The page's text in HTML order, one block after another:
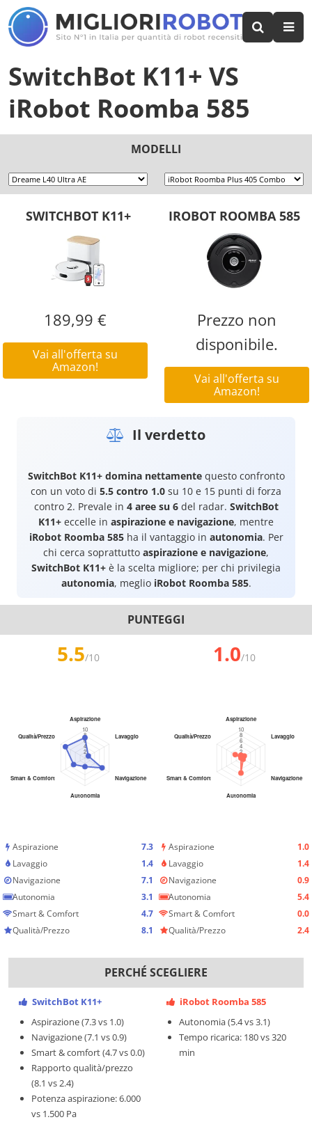
SwitchBot K11+ VS
iRobot Roomba 585
MODELLI
SWITCHBOT K11+ IROBOT ROOMBA 585
189,99 €
Vai all'offerta su
Amazon!
Prezzo non
disponibile.
Vai all'offerta su
Amazon!
Il verdetto
SwitchBot K11+ domina nettamentequesto confronto
con un voto di 5.5 contro 1.0 su 10 e 15 punti di forza
contro 2. Prevale in 4 aree su 6del radar. SwitchBot
K11+ eccelle in aspirazione e navigazione, mentre
iRobot Roomba 585ha il vantaggio in autonomia. Per
chi cerca soprattutto aspirazione e navigazione,
SwitchBot K11+ è la scelta migliore; per chi privilegia
autonomia, meglio iRobot Roomba 585.
PUNTEGGI
5.5/10 1.0/10
Aspirazione
7.3
Lavaggio
1.4
Navigazione
7.1
Autonomia
3.1
Smart & Comfort
4.7
Qualità/Prezzo
8.1
Aspirazione
1.0
Lavaggio
1.4
Navigazione
0.9
Autonomia
5.4
Smart & Comfort
0.0
Qualità/Prezzo
2.4
PERCHÉ SCEGLIERE
SwitchBot K11+
Aspirazione (7.3 vs 1.0)
Navigazione (7.1 vs 0.9)
Smart & comfort (4.7 vs 0.0)
Rapporto qualità/prezzo
(8.1 vs 2.4)
Potenza aspirazione: 6.000
vs 1.500 Pa
iRobot Roomba 585
Autonomia (5.4 vs 3.1)
Tempo ricarica: 180 vs 320
min